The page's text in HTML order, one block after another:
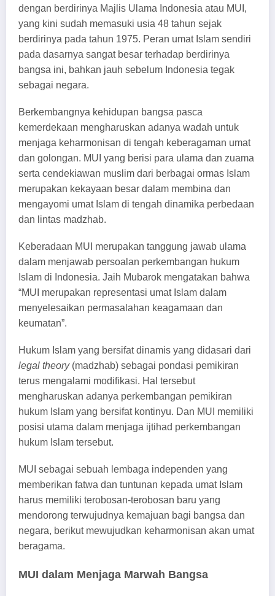
dengan berdirinya Majlis Ulama Indonesia atau MUI,
yang kini sudah memasuki usia 48 tahun sejak
berdirinya pada tahun 1975. Peran umat Islam sendiri
pada dasarnya sangat besar terhadap berdirinya
bangsa ini, bahkan jauh sebelum Indonesia tegak
sebagai negara.
Berkembangnya kehidupan bangsa pasca
kemerdekaan mengharuskan adanya wadah untuk
menjaga keharmonisan di tengah keberagaman umat
dan golongan. MUI yang berisi para ulama dan zuama
serta cendekiawan muslim dari berbagai ormas Islam
merupakan kekayaan besar dalam membina dan
mengayomi umat Islam di tengah dinamika perbedaan
dan lintas madzhab.
Keberadaan MUI merupakan tanggung jawab ulama
dalam menjawab persoalan perkembangan hukum
Islam di Indonesia. Jaih Mubarok mengatakan bahwa
“MUI merupakan representasi umat Islam dalam
menyelesaikan permasalahan keagamaan dan
keumatan”.
Hukum Islam yang bersifat dinamis yang didasari dari
legal theory (madzhab) sebagai pondasi pemikiran
terus mengalami modifikasi. Hal tersebut
mengharuskan adanya perkembangan pemikiran
hukum Islam yang bersifat kontinyu. Dan MUI memiliki
posisi utama dalam menjaga ijtihad perkembangan
hukum Islam tersebut.
MUI sebagai sebuah lembaga independen yang
memberikan fatwa dan tuntunan kepada umat Islam
harus memiliki terobosan-terobosan baru yang
mendorong terwujudnya kemajuan bagi bangsa dan
negara, berikut mewujudkan keharmonisan akan umat
beragama.
MUI dalam Menjaga Marwah Bangsa